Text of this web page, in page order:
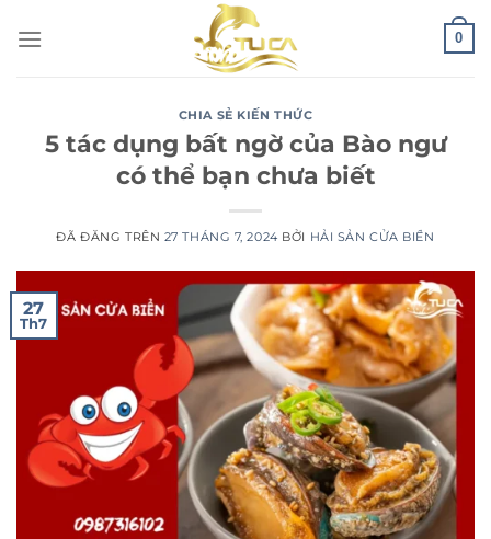
đến
0
CHIA SẺ KIẾN THỨC
5 tác dụng bất ngờ của Bào ngư
có thể bạn chưa biết
ĐÃ ĐĂNG TRÊN 27 THÁNG 7, 2024 BỞI HẢI SẢN CỬA BIỂN
27
Th7